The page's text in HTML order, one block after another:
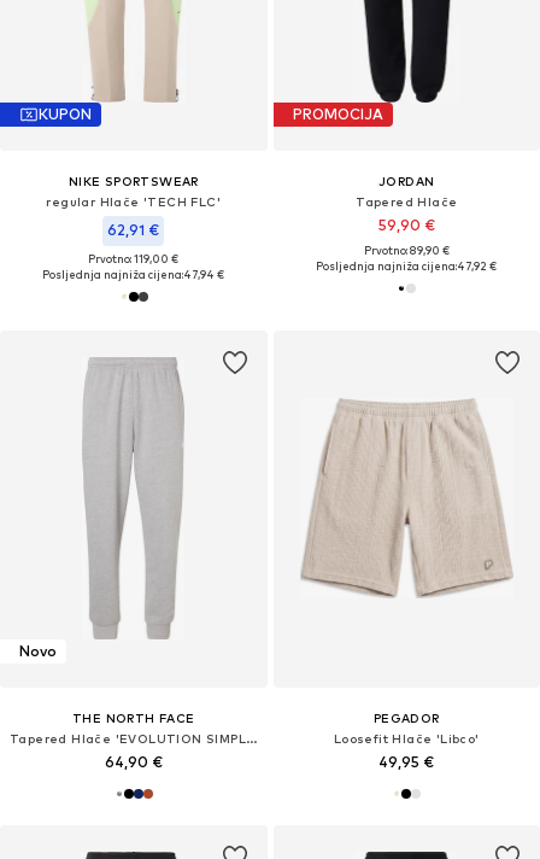
KUPON
NIKE SPORTSWEAR
regular Hlače 'TECH FLC'
62,91 €
Prvotno: 119,00 €
Posljednja najniža cijena:47,94 €
PROMOCIJA
JORDAN
Tapered Hlače
59,90 €
Prvotno: 89,90 €
Posljednja najniža cijena:47,92 €
Novo
THE NORTH FACE
Tapered Hlače 'EVOLUTION SIMPLE DOME'
64,90 €
PEGADOR
Loosefit Hlače 'Libco'
49,95 €